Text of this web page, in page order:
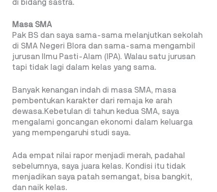
di bidang sastra.
Masa SMA
Pak BS dan saya sama-sama melanjutkan sekolah
di SMA Negeri Blora dan sama-sama mengambil
jurusan Ilmu Pasti-Alam (IPA). Walau satu jurusan
tapi tidak lagi dalam kelas yang sama.
Banyak kenangan indah di masa SMA, masa
pembentukan karakter dari remaja ke arah
dewasa.Kebetulan di tahun kedua SMA, saya
mengalami goncangan ekonomi dalam keluarga
yang mempengaruhi studi saya.
Ada empat nilai rapor menjadi merah, padahal
sebelumnya, saya juara kelas. Kondisi itu tidak
menjadikan saya patah semangat, bisa bangkit,
dan naik kelas.